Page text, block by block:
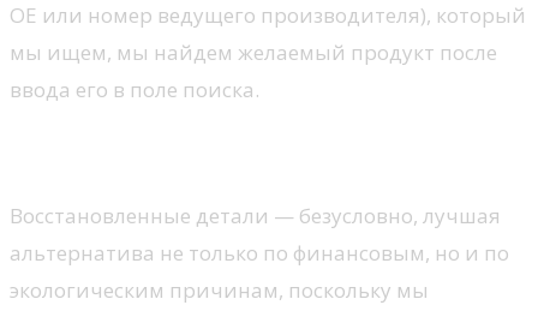
OE или номер ведущего производителя), который
мы ищем, мы найдем желаемый продукт после
ввода его в поле поиска.
Восстановленные детали — безусловно, лучшая
альтернатива не только по финансовым, но и по
экологическим причинам, поскольку мы